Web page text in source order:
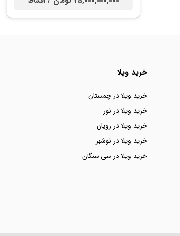
خرید ویلا
خرید ویلا در چمستان
خرید ویلا در نور
خرید ویلا در رویان
خرید ویلا در نوشهر
خرید ویلا در سی سنگان